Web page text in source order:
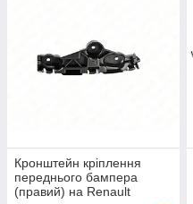
Кронштейн кріплення
переднього бампера
(правий) на Renault